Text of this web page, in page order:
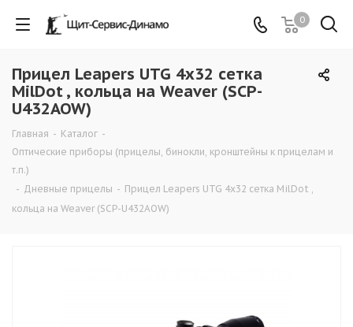
0
Прицел Leapers UTG 4х32 сетка
MilDot , кольца на Weaver (SCP-
U432AOW)
Главная - Каталог -
Оптические приборы (прицелы, бинокли, кронштейны к прицелам и
т.п.)
- Дневные прицелы - Прицел Leapers UTG 4х32 сетка MilDot ,
кольца на Weaver (SCP-U432AOW)